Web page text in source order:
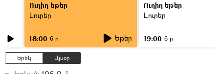
Ուղիղ եթեր
Լուրեր
18:00 6 ր Եթեր
Ուղիղ եթեր
Լուրեր
19:00 6 ր
Երեկ Այսօր